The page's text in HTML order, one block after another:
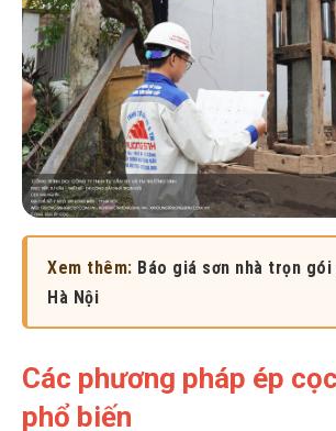
Xem thêm: Báo giá sơn nhà trọn
Hà Nội
Các phương pháp ép
phổ biến